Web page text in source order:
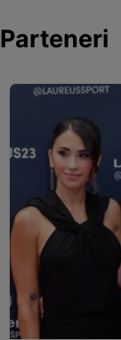
Parteneri